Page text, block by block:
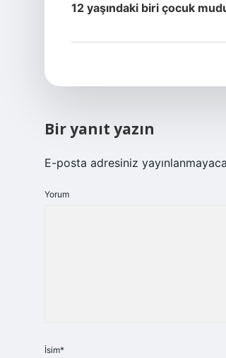
12 yaşındaki biri çocuk
Bir yanıt yazın
E-posta adresiniz
Yorum
İsim*